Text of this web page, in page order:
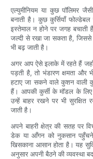
एल्युमीनियम या कुछ पॉलिमर
बनाती है। कुछ कुर्सियाँ
इस्तेमाल न होने पर जगह बचाती
जल्दी से रखा जा सकता है, जिससे
भी बढ़ जाती है।
अगर आप ऐसे इलाके में रहते हैं जहाँ
पड़ती है, तो भंडारण क्षमता और
हटाए जा सकने वाले कुशन वाली
हैं। आपकी कुर्सी के मॉडल के लिए
उन्हें बाहर रखने पर भी
जाती है।
अपने बाहरी क्षेत्र की सतह पर
डेक या आँगन को नुकसान पहुँचने
खिसकाना आसान होता है। यह
अनुसार अपनी बैठने की व्यवस्था